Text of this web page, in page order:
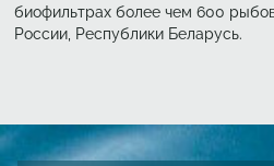
биофильтрах более чем 600
России, Республики Беларусь.